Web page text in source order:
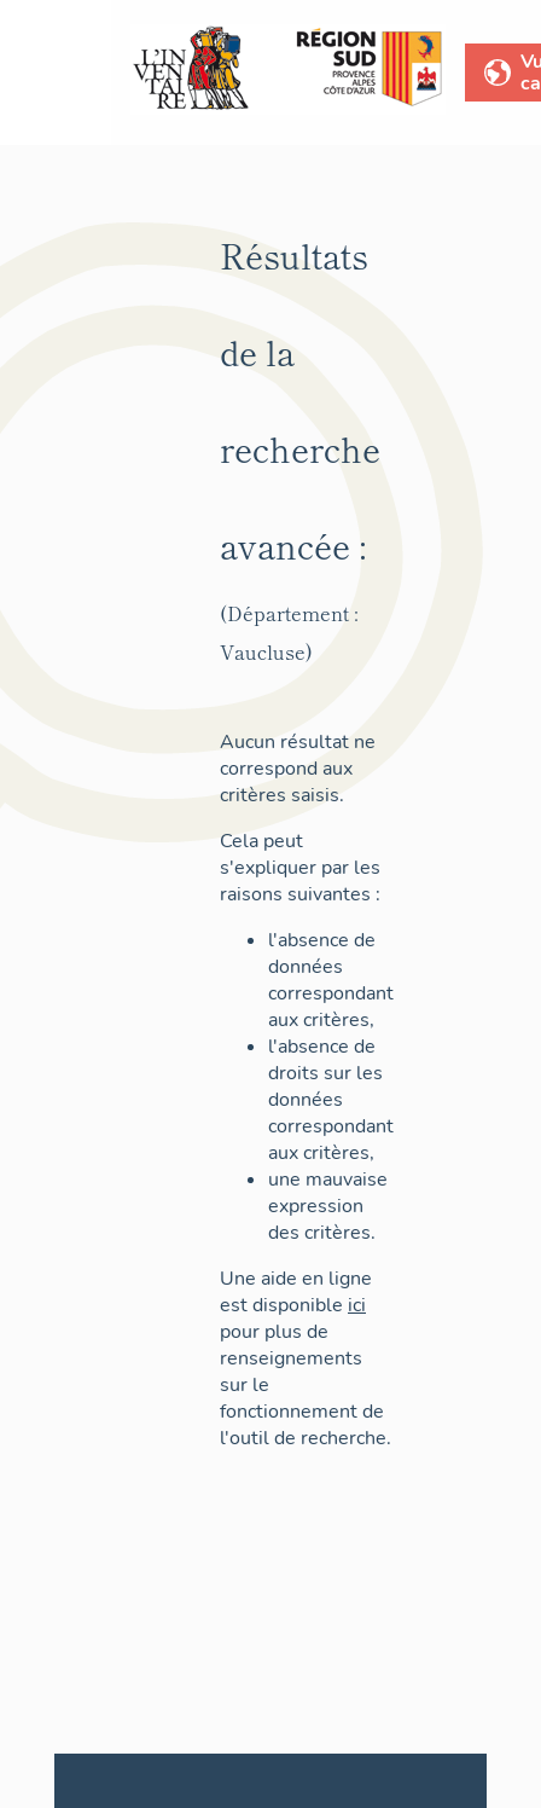
Résultats
de la
recherche
avancée :
(Département :
Vaucluse)
Aucun résultat ne
correspond aux
critères saisis.
Cela peut
s'expliquer par les
raisons suivantes :
l'absence de
données
correspondant
aux critères,
l'absence de
droits sur les
données
correspondant
aux critères,
une mauvaise
expression
des critères.
Une aide en ligne
est disponible ici
pour plus de
renseignements
sur le
fonctionnement de
l'outil de recherche.